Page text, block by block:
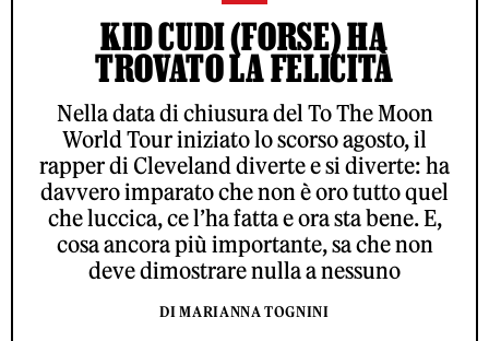
KID CUDI (FORSE) HA
TROVATO LA FELICITÀ
Nella data di chiusura del To The Moon
World Tour iniziato lo scorso agosto, il
rapper di Cleveland diverte e si diverte: ha
davvero imparato che non è oro tutto quel
che luccica, ce l’ha fatta e ora sta bene. E,
cosa ancora più importante, sa che non
deve dimostrare nulla a nessuno
DI MARIANNA TOGNINI